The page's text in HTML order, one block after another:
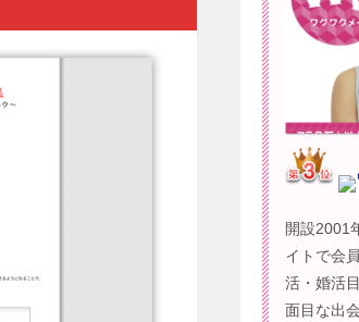
開設2001
イトで会
活・婚活
面目な出